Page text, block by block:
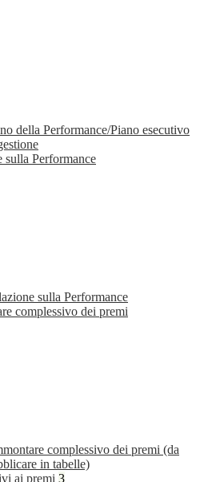
della Performance/Piano esecutivo
sulla Performance
sulla Performance
complessivo dei premi
complessivo dei premi (da
in tabelle)
ai premi 3